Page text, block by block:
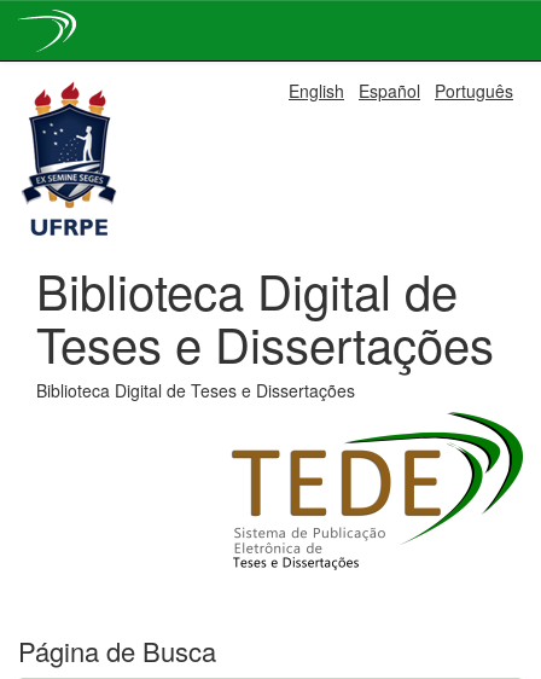
navigation
English Español Português
Biblioteca Digital de
Teses e Dissertações
Biblioteca Digital de Teses e Dissertações
Página de Busca